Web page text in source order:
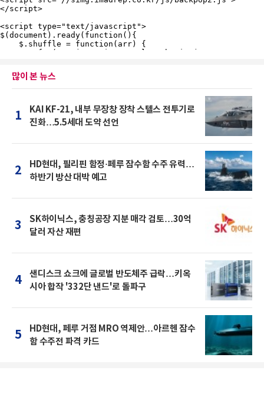
많이 본 뉴스
1
KAI KF-21, 내부 무장창 장착 스텔스 전투기로
진화…5.5세대 도약 선언
2
HD현대, 필리핀 함정·페루 잠수함 수주 유력…
하반기 방산 대박 예고
3
SK하이닉스, 충칭공장 지분 매각 검토…30억
달러 자산 재편
4
샌디스크 쇼크에 글로벌 반도체주 급락…키옥
시아 합작 '332단 낸드'로 돌파구
5
HD현대, 페루 거점 MRO 역제안…아르헨 잠수
함 수주전 파격 카드